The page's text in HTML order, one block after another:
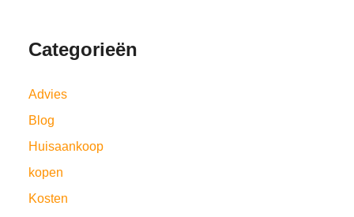
Categorieën
Advies
Blog
Huisaankoop
kopen
Kosten